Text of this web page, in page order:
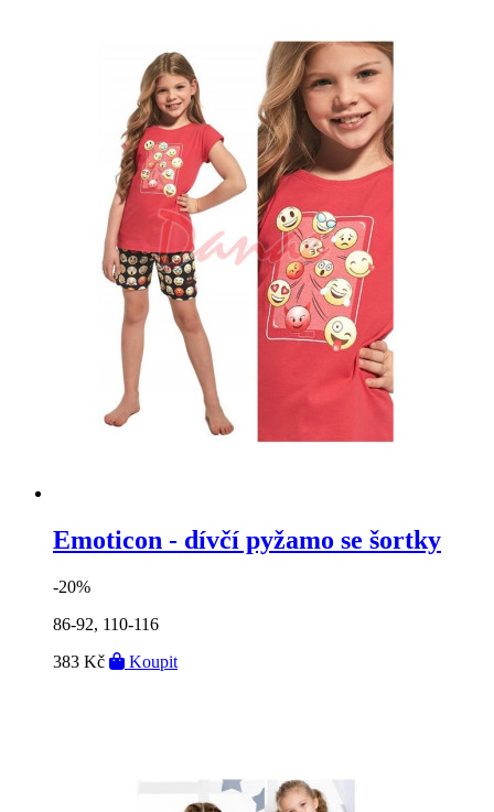
Emoticon - dívčí pyžamo se šortky
-20%
86-92, 110-116
383 Kč
Koupit